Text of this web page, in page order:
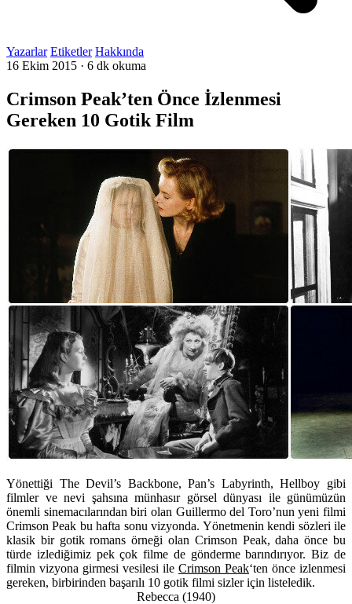
Yazarlar Etiketler Hakkında
16 Ekim 2015 · 6 dk okuma
Crimson Peak’ten Önce İzlenmesi
Gereken 10 Gotik Film
Yönettiği The Devil’s Backbone, Pan’s Labyrinth, Hellboy gibi
filmler ve nevi şahsına münhasır görsel dünyası ile günümüzün
önemli sinemacılarından biri olan Guillermo del Toro’nun yeni filmi
Crimson Peak bu hafta sonu vizyonda. Yönetmenin kendi sözleri ile
klasik bir gotik romans örneği olan Crimson Peak, daha önce bu
türde izlediğimiz pek çok filme de gönderme barındırıyor. Biz de
filmin vizyona girmesi vesilesi ile Crimson Peak‘ten önce izlenmesi
gereken, birbirinden başarılı 10 gotik filmi sizler için listeledik.
Rebecca (1940)